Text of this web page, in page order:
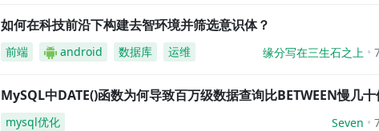
如何在科技前沿下构建去智环境并筛选意识体？
前端 android 数据库 运维 缘分写在三生石之上
MySQL中DATE()函数为何导致百万级数据查询比BETWEEN慢几十
mysql优化 Seven